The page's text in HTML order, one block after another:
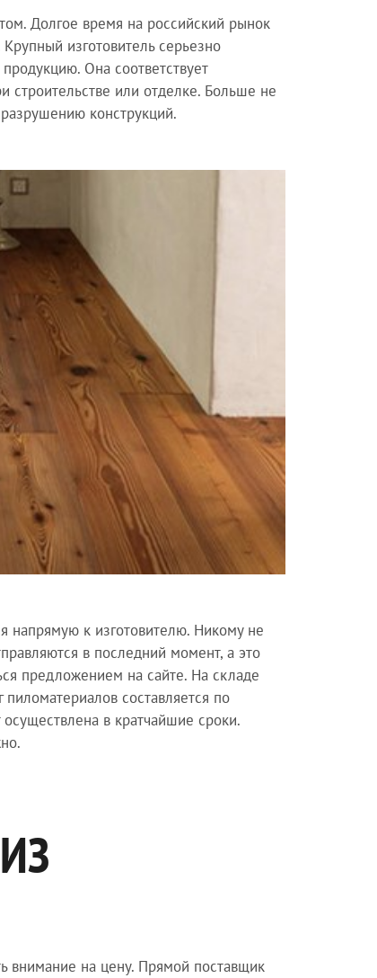
Долгое время на российский рынок
изготовитель серьезно
Она соответствует
строительстве или отделке. Больше не
конструкций.
напрямую к изготовителю. Никому не
в последний момент, а это
предложением на сайте. На складе
составляется по
в кратчайшие сроки.
внимание на цену. Прямой поставщик